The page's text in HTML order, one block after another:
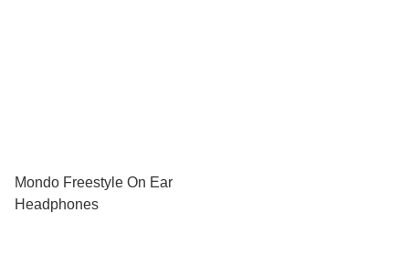
Mondo Freestyle On Ear
Headphones